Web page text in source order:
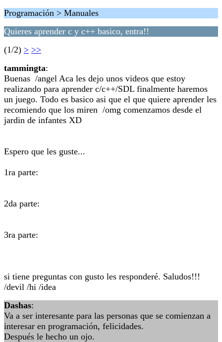
Programación > Manuales
Quieres aprender c y c++ basico, entra!!
(1/2) > >>
tammingta:
Buenas /angel Aca les dejo unos videos que estoy
realizando para aprender c/c++/SDL finalmente haremos
un juego. Todo es basico asi que el que quiere aprender les
recomiendo que los miren /omg comenzamos desde el
jardin de infantes XD
Espero que les guste...
1ra parte:
2da parte:
3ra parte:
si tiene preguntas con gusto les responderé. Saludos!!!
/devil /hi /idea
Dashas:
Va a ser interesante para las personas que se comienzan a
interesar en programación, felicidades.
Después le hecho un ojo.